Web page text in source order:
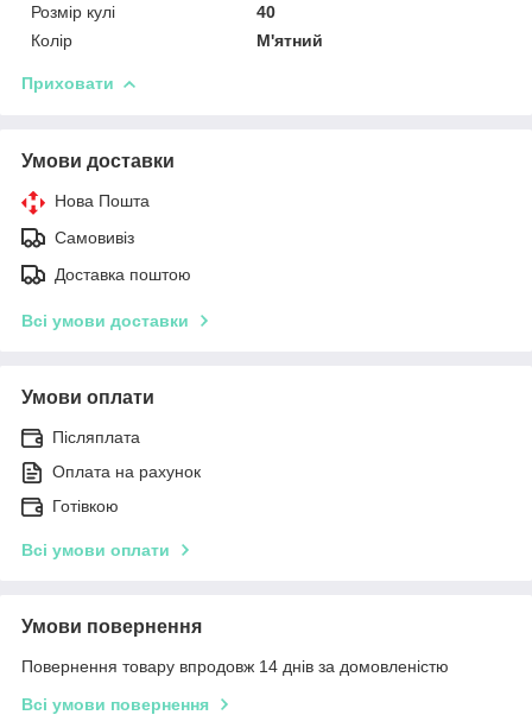
Розмір кулі
40
Колір
М'ятний
Приховати
Умови доставки
Нова Пошта
Самовивіз
Доставка поштою
Всі умови доставки
Умови оплати
Післяплата
Оплата на рахунок
Готівкою
Всі умови оплати
Умови повернення
Повернення товару впродовж 14 днів за домовленістю
Всі умови повернення